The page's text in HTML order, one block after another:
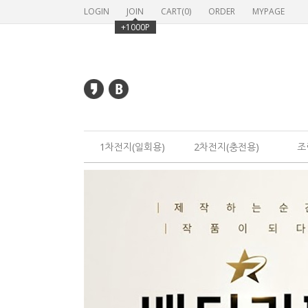
LOGIN
JOIN
+1000P
CART(0) ORDER MYPAGE
1차전지(일회용) 2차전지(충전용)